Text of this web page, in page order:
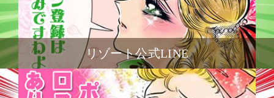
リゾート公式LINE